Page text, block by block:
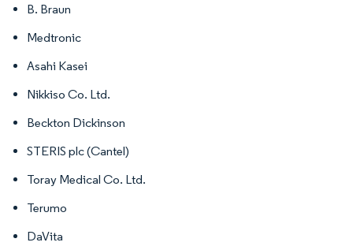
B. Braun
Medtronic
Asahi Kasei
Nikkiso Co. Ltd.
Beckton Dickinson
STERIS plc (Cantel)
Toray Medical Co. Ltd.
Terumo
DaVita